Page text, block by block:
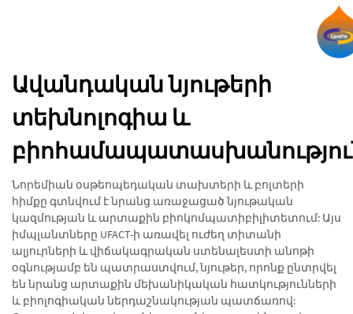
Ավանդական նյութերի
տեխնոլոգիա և
Նորեմիան օսթեոպեդական տախտերի և բոլտերի
հիմքը գտնվում է նրանց առաջացած նյութական
կազմության և արտաքին բիոկոմպատիբիլիտետում: Այս
իմպլանտները UFACT-ի առավել ուժեղ տիտանի
ալյուրների և վիճակագրական ստենալեստի անոթի
օգնությամբ են պատրաստվում, նյութեր, որոնք ընտրվել
են նրանց արտաքին մեխանիկական հատկությունների
և բիոլոգիական ներդաշնակության պատճառով: